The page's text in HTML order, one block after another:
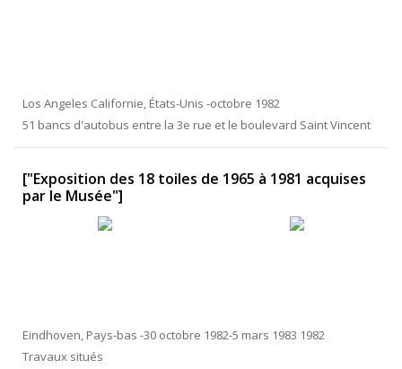
Los Angeles Californie, États-Unis -octobre 1982
51 bancs d'autobus entre la 3e rue et le boulevard Saint Vincent
["Exposition des 18 toiles de 1965 à 1981 acquises
par le Musée"]
Eindhoven, Pays-bas -30 octobre 1982-5 mars 1983 1982
Travaux situés